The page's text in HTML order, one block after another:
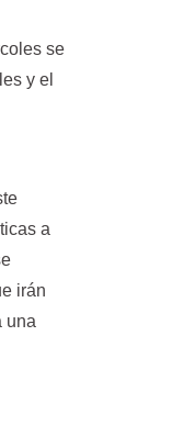
se
y el
a
irán
una